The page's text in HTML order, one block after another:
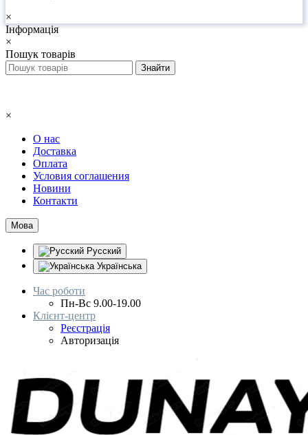
×
Інформація
×
Пошук товарів
×
О нас
Доставка
Оплата
Условия соглашения
Новини
Контакти
Мова
Русский
Українська
Час роботи
Пн-Вс 9.00-19.00
Клієнт-центр
Реєстрація
Авторизація